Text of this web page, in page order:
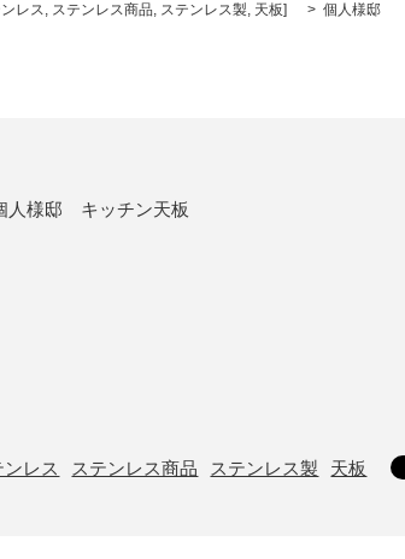
レス, ステンレス商品, ステンレス製, 天板] 個人様邸
人様邸 キッチン天板
ンレス ステンレス商品 ステンレス製 天板